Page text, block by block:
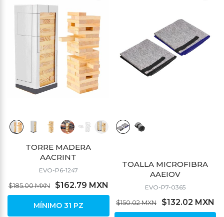
TORRE MADERA
AACRINT
EVO-P6-1247
$185.00 MXN $162.79 MXN
MÍNIMO 31 PZ
TOALLA MICROFIBRA
AAEIOV
EVO-P7-0365
$150.02 MXN $132.02 MXN